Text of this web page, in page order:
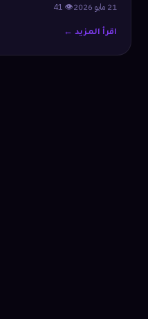
21 مايو 2026 👁 41
اقرأ المزيد ←